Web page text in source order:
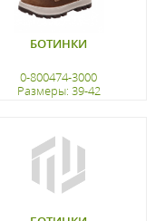
БОТИНКИ
0-800474-3000
Размеры: 39-42